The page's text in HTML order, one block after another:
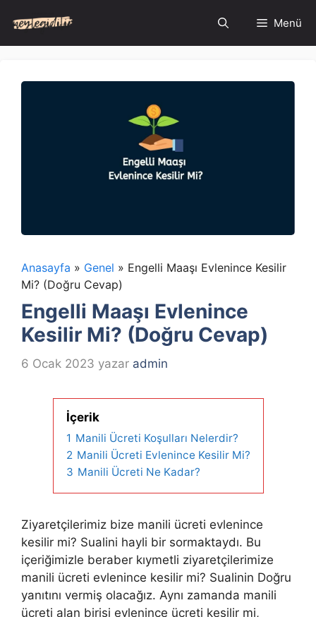
atla
Menü
Anasayfa » Genel » Engelli Maaşı Evlenince Kesilir
Mi? (Doğru Cevap)
Engelli Maaşı Evlenince
Kesilir Mi? (Doğru Cevap)
6 Ocak 2023 yazar admin
İçerik
1 Manili Ücreti Koşulları Nelerdir?
2 Manili Ücreti Evlenince Kesilir Mi?
3 Manili Ücreti Ne Kadar?
Ziyaretçilerimiz bize manili ücreti evlenince
kesilir mi? Sualini hayli bir sormaktaydı. Bu
içeriğimizle beraber kıymetli ziyaretçilerimize
manili ücreti evlenince kesilir mi? Sualinin Doğru
yanıtını vermiş olacağız. Aynı zamanda manili
ücreti alan birisi evlenince ücreti kesilir mi,